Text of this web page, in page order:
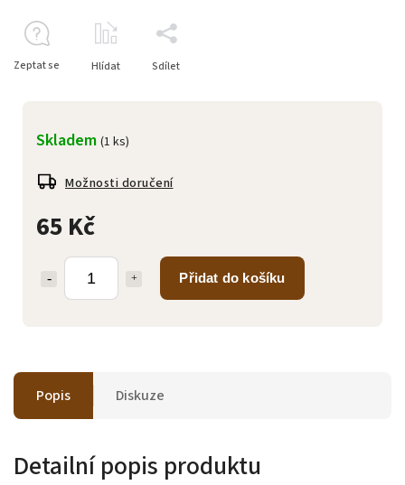
65 Kč
Přidat do košíku
Skladem (1 ks)
Možnosti doručení
Zeptat se Hlídat Sdílet
Popis Diskuze
Detailní popis produktu